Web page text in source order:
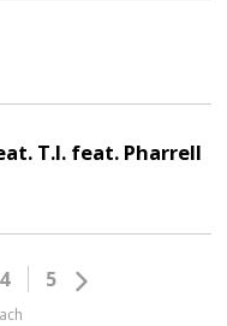
T.I. feat. Pharrell
4 5